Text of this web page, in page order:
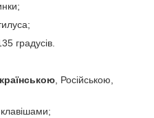
градусів.
, Російською,